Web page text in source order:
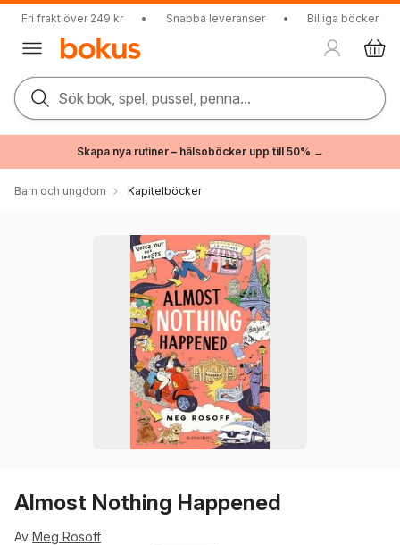
Fri frakt över 249 kr • Snabba leveranser • Billiga böcker
Sök bok, spel, pussel, penna...
Skapa nya rutiner – hälsoböcker upp till 50% →
Barn och ungdom Kapitelböcker
Almost Nothing Happened
Av Meg Rosoff